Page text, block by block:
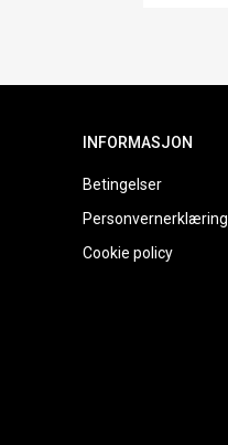
INFORMASJON
Betingelser
Personvernerklæring
Cookie policy